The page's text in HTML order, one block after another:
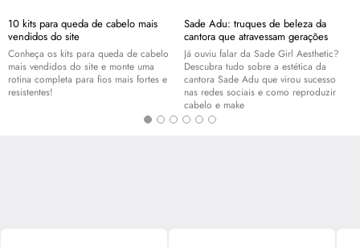
10 kits para queda de cabelo mais
vendidos do site
Conheça os kits para queda de cabelo
mais vendidos do site e monte uma
rotina completa para fios mais fortes e
resistentes!
Sade Adu: truques de beleza da
cantora que atravessam gerações
Já ouviu falar da Sade Girl Aesthetic?
Descubra tudo sobre a estética da
cantora Sade Adu que virou sucesso
nas redes sociais e como reproduzir
cabelo e make